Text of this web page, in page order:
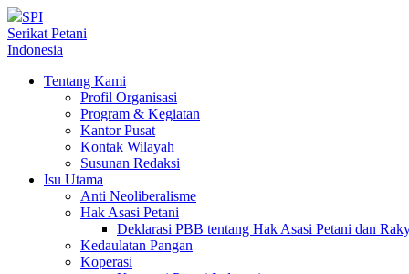
SPI
Serikat Petani
Indonesia
Tentang Kami
Profil Organisasi
Program & Kegiatan
Kantor Pusat
Kontak Wilayah
Susunan Redaksi
Isu Utama
Anti Neoliberalisme
Hak Asasi Petani
Deklarasi PBB tentang Hak Asasi Petani dan
Kedaulatan Pangan
Koperasi